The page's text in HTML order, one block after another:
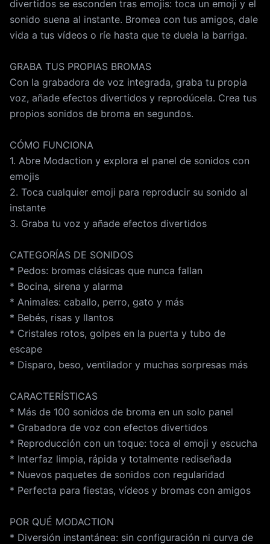
divertidos se esconden tras emojis: toca un emoji y el
sonido suena al instante. Bromea con tus amigos, dale
vida a tus vídeos o ríe hasta que te duela la barriga.
GRABA TUS PROPIAS BROMAS
Con la grabadora de voz integrada, graba tu propia
voz, añade efectos divertidos y reprodúcela. Crea tus
propios sonidos de broma en segundos.
CÓMO FUNCIONA
1. Abre Modaction y explora el panel de sonidos con
emojis
2. Toca cualquier emoji para reproducir su sonido al
instante
3. Graba tu voz y añade efectos divertidos
CATEGORÍAS DE SONIDOS
* Pedos: bromas clásicas que nunca fallan
* Bocina, sirena y alarma
* Animales: caballo, perro, gato y más
* Bebés, risas y llantos
* Cristales rotos, golpes en la puerta y tubo de
escape
* Disparo, beso, ventilador y muchas sorpresas más
CARACTERÍSTICAS
* Más de 100 sonidos de broma en un solo panel
* Grabadora de voz con efectos divertidos
* Reproducción con un toque: toca el emoji y escucha
* Interfaz limpia, rápida y totalmente rediseñada
* Nuevos paquetes de sonidos con regularidad
* Perfecta para fiestas, vídeos y bromas con amigos
POR QUÉ MODACTION
* Diversión instantánea: sin configuración ni curva de